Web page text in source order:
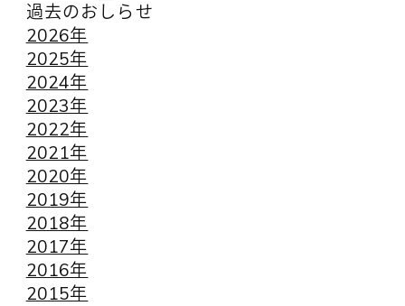
過去のおしらせ
2026年
2025年
2024年
2023年
2022年
2021年
2020年
2019年
2018年
2017年
2016年
2015年